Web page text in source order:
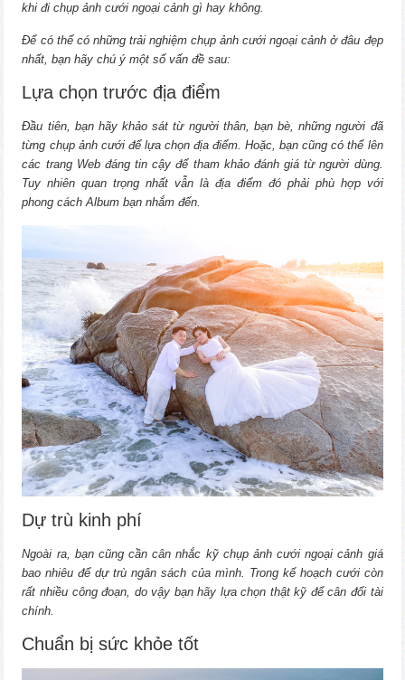
khi đi chụp ảnh cưới ngoại cảnh gì hay không.
Để có thể có những trải nghiệm chụp ảnh cưới ngoại cảnh ở đâu đẹp
nhất, bạn hãy chú ý một số vấn đề sau:
Lựa chọn trước địa điểm
Đầu tiên, bạn hãy khảo sát từ người thân, bạn bè, những người đã
từng chụp ảnh cưới để lựa chọn địa điểm. Hoặc, bạn cũng có thể lên
các trang Web đáng tin cậy để tham khảo đánh giá từ người dùng.
Tuy nhiên quan trọng nhất vẫn là địa điểm đó phải phù hợp với
phong cách Album bạn nhắm đến.
Dự trù kinh phí
Ngoài ra, bạn cũng cần cân nhắc kỹ chụp ảnh cưới ngoại cảnh giá
bao nhiêu để dự trù ngân sách của mình. Trong kế hoạch cưới còn
rất nhiều công đoạn, do vậy bạn hãy lựa chọn thật kỹ để cân đối tài
chính.
Chuẩn bị sức khỏe tốt